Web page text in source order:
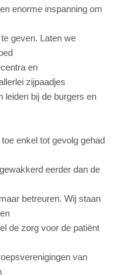
enorme inspanning om
geven. Laten we
en
zijpaadjes
leiden bij de burgers en
enkel tot gevolg gehad
eerder dan de
betreuren. Wij staan
de zorg voor de patiënt
van